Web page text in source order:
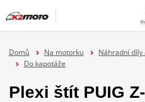
Domů Na motorku Náhradní díly
Do kapotáže
Plexi štít PUIG